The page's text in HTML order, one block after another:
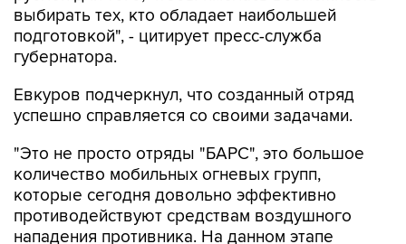
выбирать тех, кто обладает наибольшей
подготовкой", - цитирует пресс-служба
губернатора.
Евкуров подчеркнул, что созданный отряд
успешно справляется со своими задачами.
"Это не просто отряды "БАРС", это большое
количество мобильных огневых групп,
которые сегодня довольно эффективно
противодействуют средствам воздушного
нападения противника. На данном этапе